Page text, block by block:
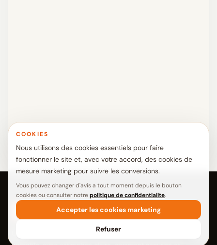
CrotteBusters
Un service plus simple pour retrouver un exterieur
COOKIES
Nous utilisons des cookies essentiels pour faire
fonctionner le site et, avec votre accord, des cookies de
mesure marketing pour suivre les conversions.
Vous pouvez changer d'avis a tout moment depuis le bouton
cookies ou consulter notrepolitique de confidentialite.
Accepter les cookies marketing
Refuser